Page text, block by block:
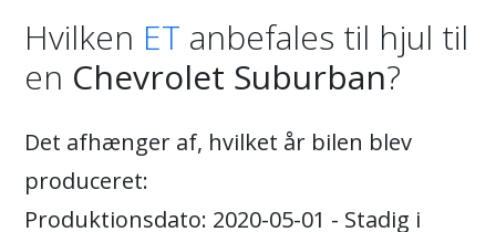
Hvilken ET anbefales til hjul til
en Chevrolet Suburban?
Det afhænger af, hvilket år bilen blev
produceret:
Produktionsdato: 2020-05-01 - Stadig i